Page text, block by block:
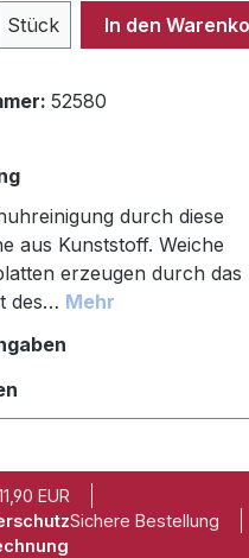
Anzahl: Gib den
Stück In den
52580
durch diese
aus Kunststoff. Weiche
erzeugen durch das
des… Mehr
EUR
Sichere Bestellung